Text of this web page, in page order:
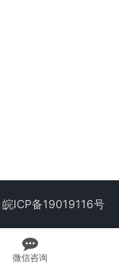
皖ICP备19019116号
微信咨询